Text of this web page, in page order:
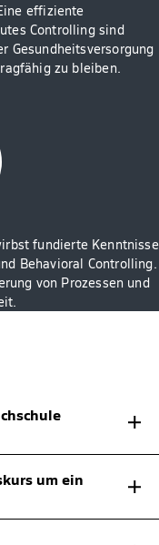
effiziente
Controlling sind
Gesundheitsversorgung
zu bleiben.
fundierte Kenntnisse
Behavioral Controlling.
von Prozessen und
gezielte und
finden On
oder in Präsenz statt.
um ein